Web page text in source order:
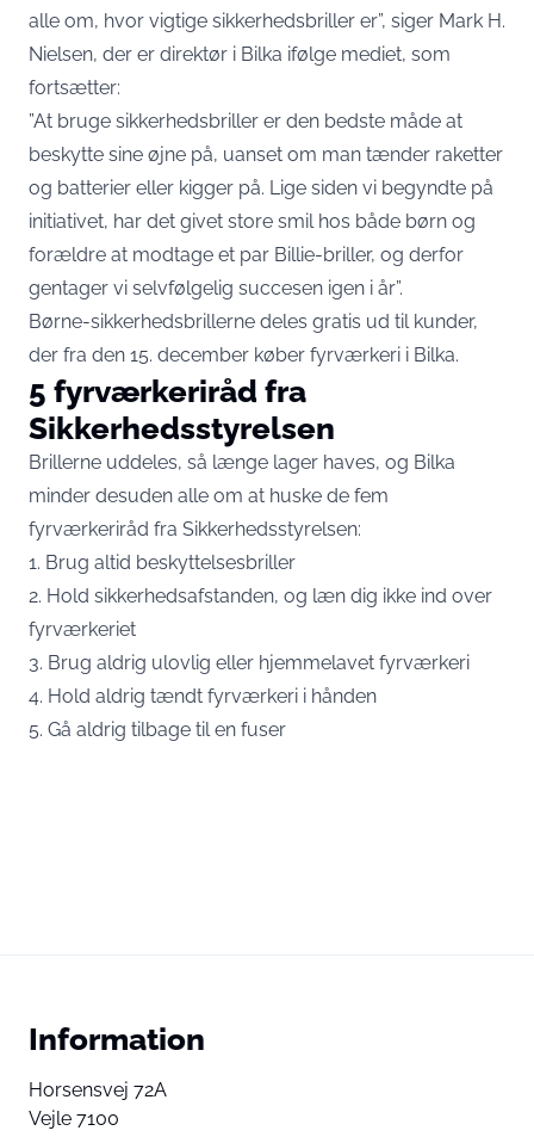
alle om, hvor vigtige sikkerhedsbriller er”, siger Mark H.
Nielsen, der er direktør i Bilka ifølge mediet, som
fortsætter:
”At bruge sikkerhedsbriller er den bedste måde at
beskytte sine øjne på, uanset om man tænder raketter
og batterier eller kigger på. Lige siden vi begyndte på
initiativet, har det givet store smil hos både børn og
forældre at modtage et par Billie-briller, og derfor
gentager vi selvfølgelig succesen igen i år”.
Børne-sikkerhedsbrillerne deles gratis ud til kunder,
der fra den 15. december køber fyrværkeri i Bilka.
5 fyrværkeriråd fra
Sikkerhedsstyrelsen
Brillerne uddeles, så længe lager haves, og Bilka
minder desuden alle om at huske de fem
fyrværkeriråd fra Sikkerhedsstyrelsen:
1. Brug altid beskyttelsesbriller
2. Hold sikkerhedsafstanden, og læn dig ikke ind over
fyrværkeriet
3. Brug aldrig ulovlig eller hjemmelavet fyrværkeri
4. Hold aldrig tændt fyrværkeri i hånden
5. Gå aldrig tilbage til en fuser
Information
Horsensvej 72A
Vejle 7100